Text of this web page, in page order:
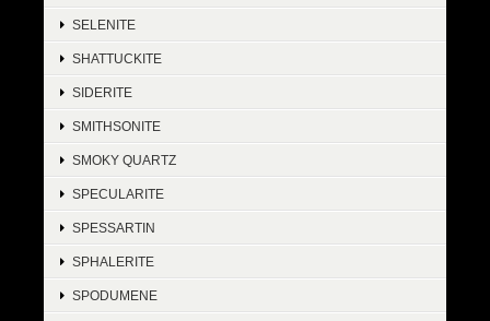
SELENITE
SHATTUCKITE
SIDERITE
SMITHSONITE
SMOKY QUARTZ
SPECULARITE
SPESSARTIN
SPHALERITE
SPODUMENE